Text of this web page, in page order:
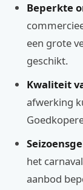
Beperkte
een grote
geschikt.
Kwaliteit
afwerking
het
aanbod